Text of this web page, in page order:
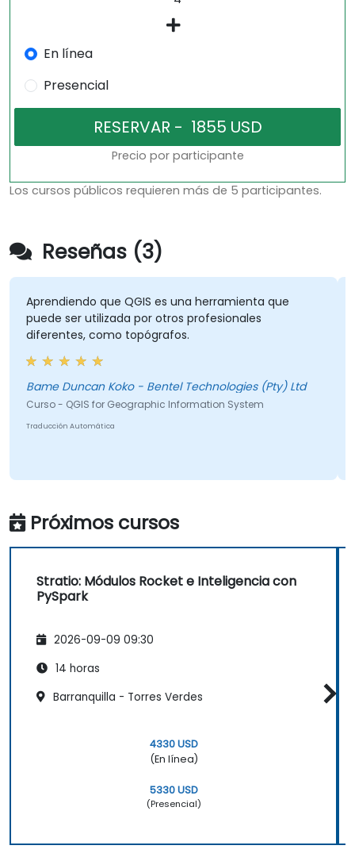
En línea
Presencial
Precio por participante
Los cursos públicos requieren más de 5 participantes.
Reseñas (3)
Aprendiendo que QGIS es una herramienta que
puede ser utilizada por otros profesionales
diferentes, como topógrafos.
Bame Duncan Koko - Bentel Technologies (Pty) Ltd
Curso - QGIS for Geographic Information System
Traducción Automática
Próximos cursos
Stratio: Módulos Rocket e Inteligencia con
PySpark
2026-09-09 09:30
14 horas
Barranquilla - Torres Verdes
4330 USD
(En línea)
5330 USD
(Presencial)